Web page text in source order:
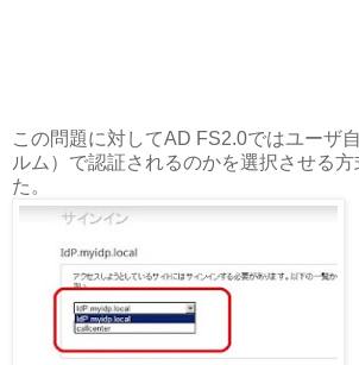
この問題に対してAD FS2.0ではユーザ
ルム）で認証されるのかを選択させる
た。